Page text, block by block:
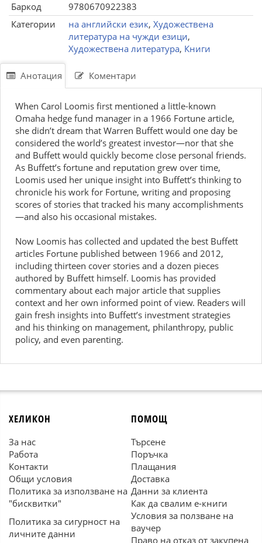
Баркод
9780670922383
Категории
на английски език, Художествена
литература на чужди езици,
Художествена литература, Книги
Анотация Коментари
When Carol Loomis first mentioned a little-known
Omaha hedge fund manager in a 1966 Fortune article,
she didn’t dream that Warren Buffett would one day be
considered the world’s greatest investor—nor that she
and Buffett would quickly become close personal friends.
As Buf­fett’s fortune and reputation grew over time,
Loomis used her unique insight into Buffett’s thinking to
chronicle his work for Fortune, writ­ing and proposing
scores of stories that tracked his many accomplishments
—and also his occa­sional mistakes.
Now Loomis has collected and updated the best Buffett
articles Fortune published between 1966 and 2012,
including thirteen cover stories and a dozen pieces
authored by Buffett himself. Loomis has provided
commentary about each major arti­cle that supplies
context and her own informed point of view. Readers will
gain fresh insights into Buffett’s investment strategies
and his thinking on management, philanthropy, public
policy, and even parenting.
ХЕЛИКОН
За нас
Работа
Контакти
Общи условия
Политика за използване на
"бисквитки"
Политика за сигурност на
личните данни
ПОМОЩ
Търсене
Поръчка
Плащания
Доставка
Данни за клиента
Как да свалим е-книги
Условия за ползване на
ваучер
Право на отказ от закупена